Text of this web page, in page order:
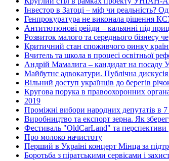
Інвестор в Затоці – міф чи реальність?
Генпрокуратура не виконала рішення
Антитютюнові рейди – кальянні під
Розвиток малого та середнього бізнесу
Критичний стан споживчого ринку
Вчитель та школа в процесі освітньої
Андрій Мамалига – кандидат на посаду
Майбутнє адвокатури. Публічна
Вільний доступ українців до берегів
Кругова порука в правоохоронних
2019
Проміжні вибори народних депутатів в 7
Виробництво та експорт зерна. Як
Фестиваль "OldCarLand" та перспективи
Про молоко начистоту
Перший в Україні концерт Мінца за
Боротьба з піратськими сервісами і